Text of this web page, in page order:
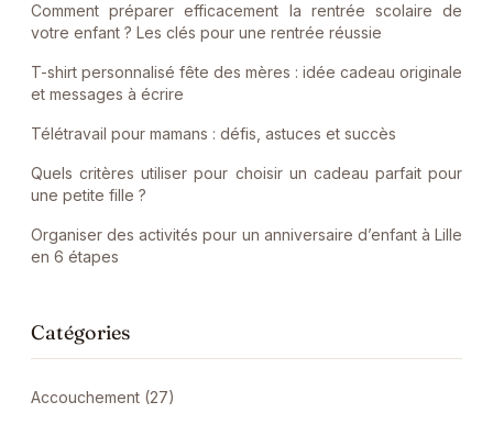
Comment préparer efficacement la rentrée scolaire de
votre enfant ? Les clés pour une rentrée réussie
T-shirt personnalisé fête des mères : idée cadeau originale
et messages à écrire
Télétravail pour mamans : défis, astuces et succès
Quels critères utiliser pour choisir un cadeau parfait pour
une petite fille ?
Organiser des activités pour un anniversaire d’enfant à Lille
en 6 étapes
Catégories
Accouchement (27)